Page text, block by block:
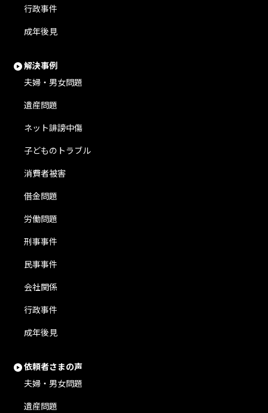
行政事件
成年後見
解決事例
夫婦・男女問題
遺産問題
ネット誹謗中傷
子どものトラブル
消費者被害
借金問題
労働問題
刑事事件
民事事件
会社関係
行政事件
成年後見
依頼者さまの声
夫婦・男女問題
遺産問題